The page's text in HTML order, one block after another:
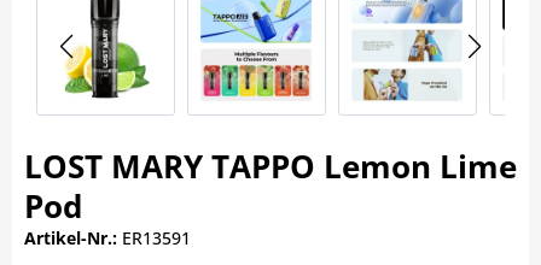
LOST MARY TAPPO Lemon Lime
Pod
Artikel-Nr.: ER13591